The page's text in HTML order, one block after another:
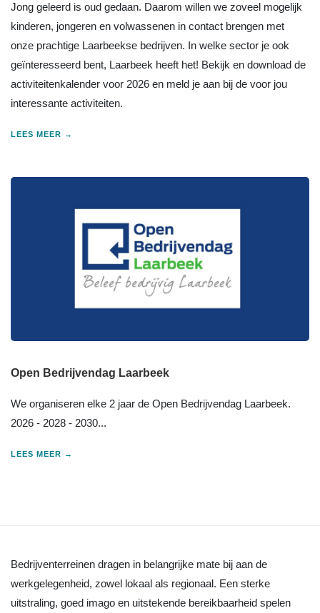
Jong geleerd is oud gedaan. Daarom willen we zoveel mogelijk
kinderen, jongeren en volwassenen in contact brengen met
onze prachtige Laarbeekse bedrijven. In welke sector je ook
geïnteresseerd bent, Laarbeek heeft het! Bekijk en download de
activiteitenkalender voor 2026 en meld je aan bij de voor jou
interessante activiteiten.
LEES MEER →
Open Bedrijvendag Laarbeek
We organiseren elke 2 jaar de Open Bedrijvendag Laarbeek.
2026 - 2028 - 2030...
LEES MEER →
Bedrijventerreinen dragen in belangrijke mate bij aan de
werkgelegenheid, zowel lokaal als regionaal. Een sterke
uitstraling, goed imago en uitstekende bereikbaarheid spelen